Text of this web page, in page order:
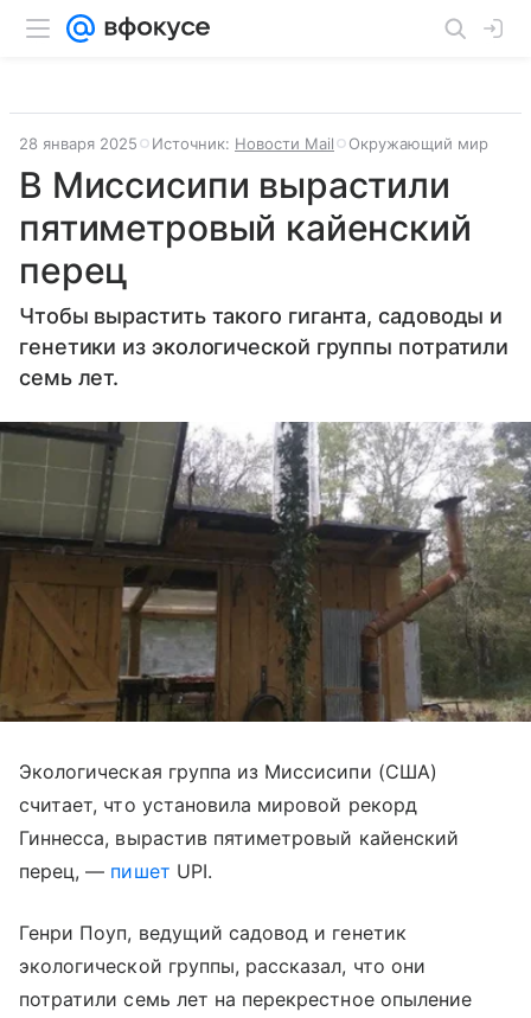
28 января 2025 Источник: Новости Mail Окружающий мир
В Миссисипи вырастили
пятиметровый кайенский
перец
Чтобы вырастить такого гиганта, садоводы и
генетики из экологической группы потратили
семь лет.
Экологическая группа из Миссисипи (США)
считает, что установила мировой рекорд
Гиннесса, вырастив пятиметровый кайенский
перец, — пишет UPI.
Генри Поуп, ведущий садовод и генетик
экологической группы, рассказал, что они
потратили семь лет на перекрестное опыление